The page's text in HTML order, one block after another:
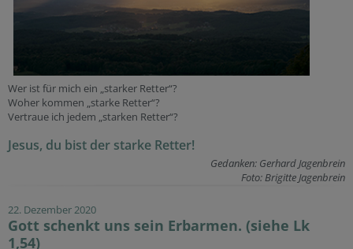
Wer ist für mich ein „starker Retter“?
Woher kommen „starke Retter“?
Vertraue ich jedem „starken Retter“?
Jesus, du bist der starke Retter!
Gedanken: Gerhard Jagenbrein
Foto: Brigitte Jagenbrein
22. Dezember 2020
Gott schenkt uns sein Erbarmen. (siehe Lk
1,54)